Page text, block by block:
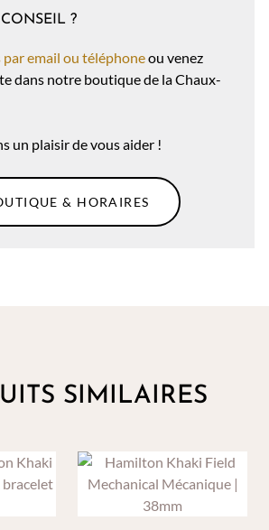
?
email ou téléphoneou venez
dans notre boutique de la Chaux-
un plaisir de vous aider !
& HORAIRES
SIMILAIRES